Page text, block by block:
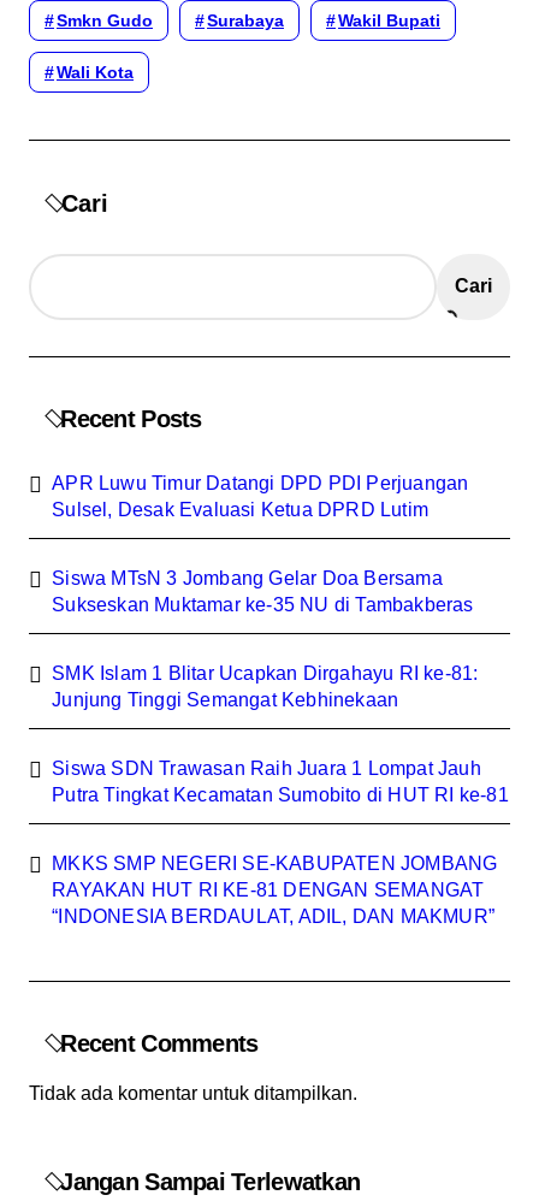
Smkn Gudo Surabaya Wakil Bupati
Wali Kota
Cari
Cari
Recent Posts
APR Luwu Timur Datangi DPD PDI Perjuangan
Sulsel, Desak Evaluasi Ketua DPRD Lutim
Siswa MTsN 3 Jombang Gelar Doa Bersama
Sukseskan Muktamar ke-35 NU di Tambakberas
SMK Islam 1 Blitar Ucapkan Dirgahayu RI ke-81:
Junjung Tinggi Semangat Kebhinekaan
Siswa SDN Trawasan Raih Juara 1 Lompat Jauh
Putra Tingkat Kecamatan Sumobito di HUT RI ke-81
MKKS SMP NEGERI SE-KABUPATEN JOMBANG
RAYAKAN HUT RI KE-81 DENGAN SEMANGAT
“INDONESIA BERDAULAT, ADIL, DAN MAKMUR”
Recent Comments
Tidak ada komentar untuk ditampilkan.
Jangan Sampai Terlewatkan